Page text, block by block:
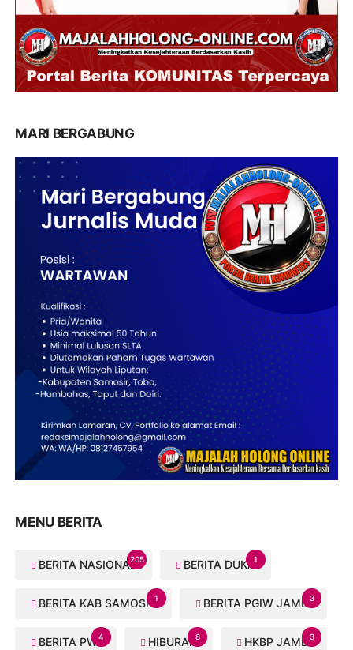
MARI BERGABUNG
MENU BERITA
BERITA NASIONAL205 BERITA DUKA1
BERITA KAB SAMOSIR1 BERITA PGIW JAMBI3
BERITA PWI4 HIBURAN8 HKBP JAMBI3